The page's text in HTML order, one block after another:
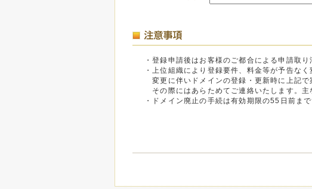
・登録申請後はお客様のご都合による申請取り
・上位組織により登録要件、料金等が予告なく
変更に伴いドメインの登録・更新時に上記で
その際にはあらためてご連絡いたします。主
・ドメイン廃止の手続は有効期限の55日前まで